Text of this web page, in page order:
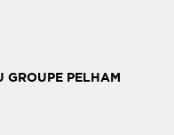
GROUPE PELHAM